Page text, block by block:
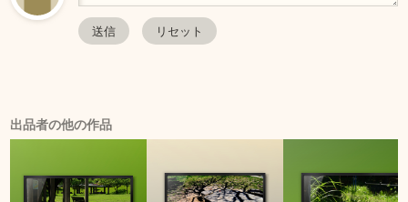
出品者の他の作品